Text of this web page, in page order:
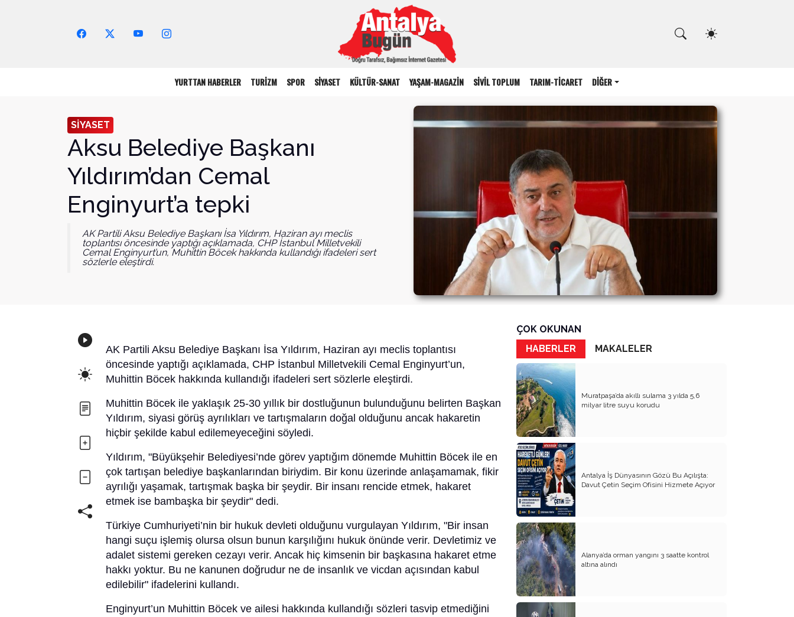
YURTTAN HABERLER TURİZM SPOR SİYASET KÜLTÜR-SANAT YAŞAM-MAGAZİN SİVİL TOPLUM TARIM-TİCARET DİĞER
SİYASET
Aksu Belediye Başkanı
Yıldırım’dan Cemal
Enginyurt’a tepki
AK Partili Aksu Belediye Başkanı İsa Yıldırım, Haziran ayı meclis
toplantısı öncesinde yaptığı açıklamada, CHP İstanbul Milletvekili
Cemal Enginyurt’un, Muhittin Böcek hakkında kullandığı ifadeleri sert
sözlerle eleştirdi.
AK Partili Aksu Belediye Başkanı İsa Yıldırım, Haziran ayı meclis toplantısı
öncesinde yaptığı açıklamada, CHP İstanbul Milletvekili Cemal Enginyurt’un,
Muhittin Böcek hakkında kullandığı ifadeleri sert sözlerle eleştirdi.
Muhittin Böcek ile yaklaşık 25-30 yıllık bir dostluğunun bulunduğunu belirten Başkan
Yıldırım, siyasi görüş ayrılıkları ve tartışmaların doğal olduğunu ancak hakaretin
hiçbir şekilde kabul edilemeyeceğini söyledi.
Yıldırım, "Büyükşehir Belediyesi’nde görev yaptığım dönemde Muhittin Böcek ile en
çok tartışan belediye başkanlarından biriydim. Bir konu üzerinde anlaşamamak, fikir
ayrılığı yaşamak, tartışmak başka bir şeydir. Bir insanı rencide etmek, hakaret
etmek ise bambaşka bir şeydir" dedi.
Türkiye Cumhuriyeti’nin bir hukuk devleti olduğunu vurgulayan Yıldırım, "Bir insan
hangi suçu işlemiş olursa olsun bunun karşılığını hukuk önünde verir. Devletimiz ve
adalet sistemi gereken cezayı verir. Ancak hiç kimsenin bir başkasına hakaret etme
hakkı yoktur. Bu ne kanunen doğrudur ne de insanlık ve vicdan açısından kabul
edilebilir" ifadelerini kullandı.
Enginyurt’un Muhittin Böcek ve ailesi hakkında kullandığı sözleri tasvip etmediğini
ÇOK OKUNAN
HABERLER
MAKALELER
Muratpaşa’da akıllı sulama 3 yılda 5,6
milyar litre suyu korudu
Antalya İş Dünyasının Gözü Bu Açılışta:
Davut Çetin Seçim Ofisini Hizmete Açıyor
Alanya’da orman yangını 3 saatte kontrol
altına alındı
Arama Yap!